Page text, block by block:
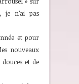
je n’ai pas
et pour
nouveaux
et de